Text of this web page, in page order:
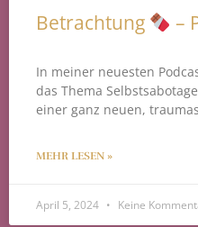
Betrachtung
–
In meiner neuesten
das Thema
einer ganz neuen,
MEHR LESEN »
April 5, 2024 Keine